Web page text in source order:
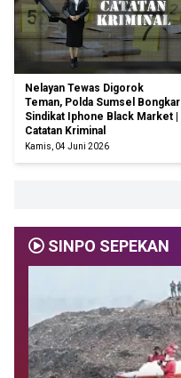
Nelayan Tewas Digorok
Teman, Polda Sumsel Bongkar
Sindikat Iphone Black Market |
Catatan Kriminal
Kamis, 04 Juni 2026
SINPO SEPEKAN